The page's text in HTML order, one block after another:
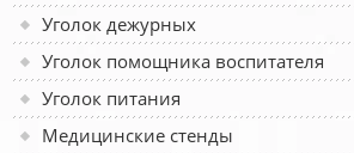
Уголок дежурных
Уголок помощника воспитателя
Уголок питания
Медицинские стенды